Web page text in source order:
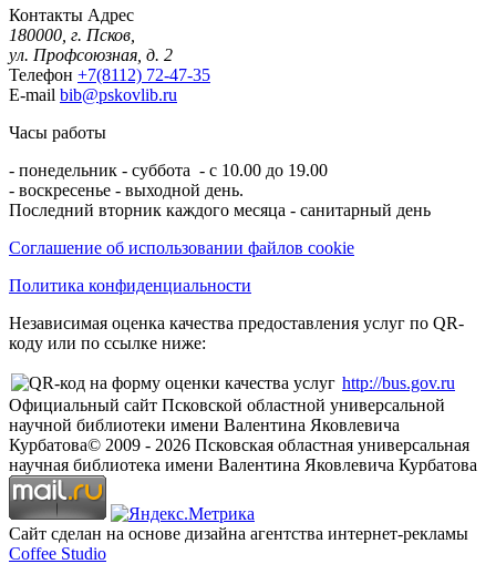
Контакты Адрес
180000, г. Псков,
ул. Профсоюзная, д. 2
Телефон +7(8112) 72-47-35
E-mail bib@pskovlib.ru
Часы работы
- понедельник - суббота - с 10.00 до 19.00
- воскресенье - выходной день.
Последний вторник каждого месяца - санитарный день
Соглашение об использовании файлов cookie
Политика конфиденциальности
Независимая оценка качества предоставления услуг по QR-
коду или по ссылке ниже:
http://bus.gov.ru
Официальный сайт Псковской областной универсальной
научной библиотеки имени Валентина Яковлевича
Курбатова© 2009 - 2026 Псковская областная универсальная
научная библиотека имени Валентина Яковлевича Курбатова
Сайт сделан на основе дизайна агентства интернет-рекламы
Coffee Studio